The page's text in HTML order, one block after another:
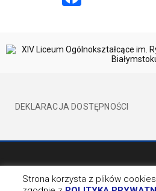
DEKLARACJA DOSTĘPNOŚCI
Strona korzysta z plików